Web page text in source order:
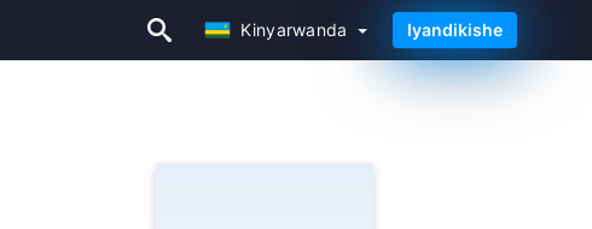
Kinyarwanda
Kinyarwanda Iyandikishe